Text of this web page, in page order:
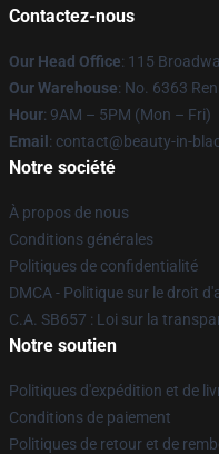
Contactez-nous
Our Head Office: 115
Our Warehouse: No. 6363
Hour: 9AM – 5PM (Mon – Fri)
Email : contact@beauty-in-
Notre société
À propos de nous
Conditions générales
Politiques de confidentialité
DMCA - Politique sur le droit
C.A. SB657 : Loi sur la
Notre soutien
Politiques d'expédition et de
Conditions de paiement
Politiques de retour et de